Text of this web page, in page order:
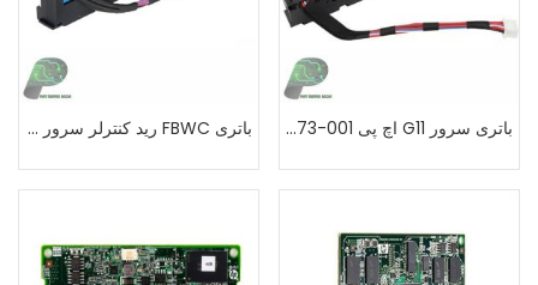
باتری سرور G11 اچ پی P07473-001 باتری FBWC رید کنترلر سرور G10-G9 اچ پی